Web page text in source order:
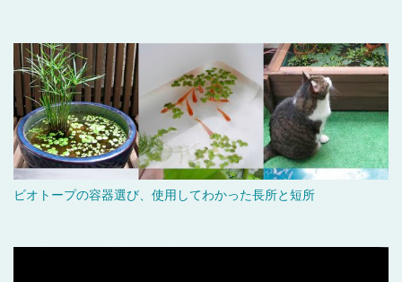
ビオトープの容器選び、使用してわかった長所と短所